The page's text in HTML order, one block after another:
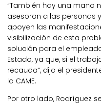
“También hay una mano
asesoran a las personas
apoyen las
visibilización de esta
solución para el
Estado, ya que, si el
recauda”, dijo el
la CAME.
Por otro lado, Rodríguez